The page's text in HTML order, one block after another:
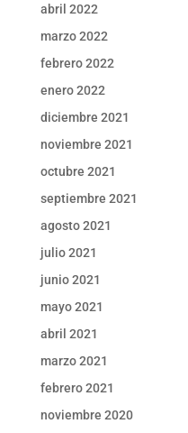
abril 2022
marzo 2022
febrero 2022
enero 2022
diciembre 2021
noviembre 2021
octubre 2021
septiembre 2021
agosto 2021
julio 2021
junio 2021
mayo 2021
abril 2021
marzo 2021
febrero 2021
noviembre 2020